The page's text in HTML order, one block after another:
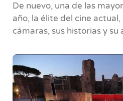
De nuevo, una de las
año, la élite del cine
cámaras, sus historias y su